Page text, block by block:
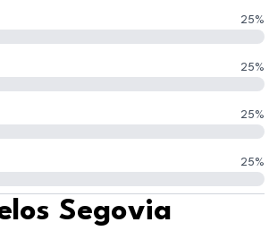
25%
25%
25%
25%
Segovia